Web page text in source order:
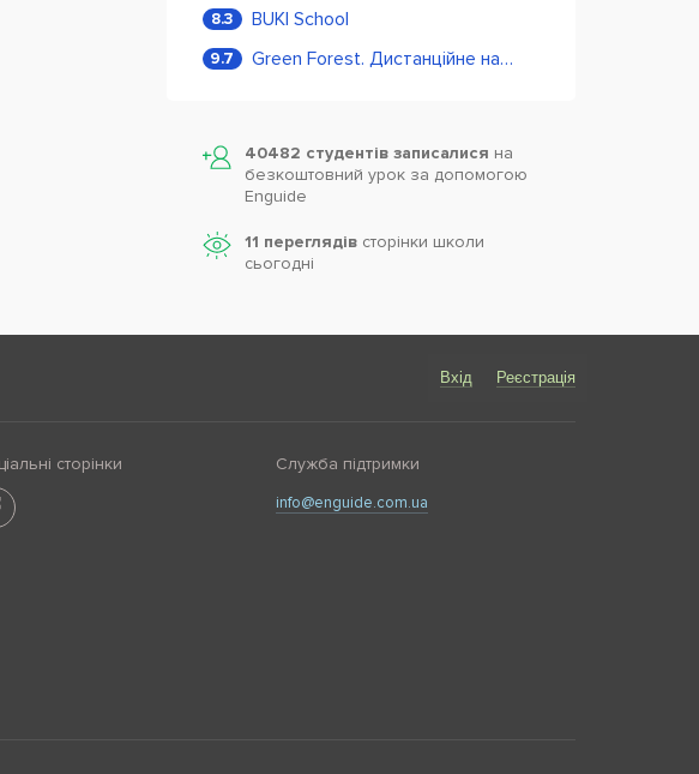
8.3 BUKI School
9.7 Green Forest. Дистанційне навчання
40482 студентів записалися на
безкоштовний урок за допомогою
Enguide
11 переглядівсторінки школи
cьогодні
Вхід Реєстрація
сторінки Служба підтримки
info@enguide.com.ua